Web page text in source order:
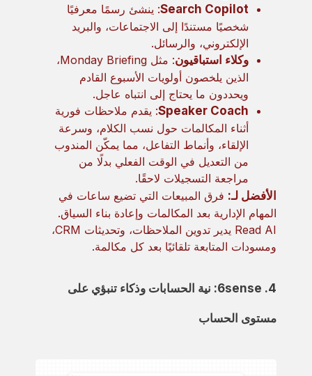
Search Copilot: ينشئ رسمًا معرفيًا
شخصيًا مستندًا إلى الاجتماعات، والبريد
الإلكتروني، والرسائل.
وكلاء استباقيون
: مثل Monday Briefing،
الذين يلخصون أولويات الأسبوع القادم
ويحددون ما يحتاج إلى انتباه عاجل.
Speaker Coach: يقدم ملاحظات فورية
أثناء المكالمات حول نسب الكلام، وسرعة
الإلقاء، وأنماط التفاعل، مما يمكّن المندوب
من التعديل في الوقت الفعلي بدلًا من
مراجعة التسجيلات لاحقًا.
الأفضل لـ: فرق المبيعات التي تضيع ساعات في
المهام الإدارية بعد المكالمات وإعادة بناء السياق.
Read AI يدير تدوين الملاحظات، وتحديثات CRM،
ومسودات المتابعة تلقائيًا بعد كل مكالمة.
4. 6sense: نية الحسابات وذكاء تنبؤي على
مستوى الحساب